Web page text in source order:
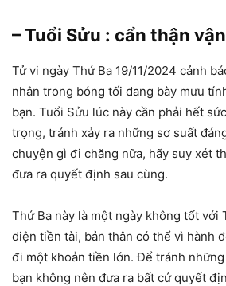
– Tuổi Sửu : cẩn thận
Tử vi ngày Thứ Ba 19/11/2024 cảnh
nhân trong bóng tối đang bày mưu
bạn. Tuổi Sửu lúc này cần phải hết
trọng, tránh xảy ra những sơ suất
chuyện gì đi chăng nữa, hãy suy xét
đưa ra quyết định sau cùng.
Thứ Ba này là một ngày không tốt với
diện tiền tài, bản thân có thể vì hành
đi một khoản tiền lớn. Để tránh
bạn không nên đưa ra bất cứ quyết